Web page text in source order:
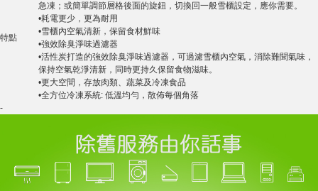
特點
急凍；或簡單調節層格後面的旋鈕，切換回一般雪櫃設定，應你需要。
•耗電更少，更為耐用
•雪櫃內空氣清新，保留食材鮮味
•強效除臭淨味過濾器
•活性炭打造的強效除臭淨味過濾器，可過濾雪櫃內空氣，消除難聞氣味，
保持空氣乾淨清新，同時更持久保留食物滋味。
•更大空間，存放肉類、蔬菜及冷凍食品
•全方位冷凍系統: 低溫均勻，散佈每個角落
-